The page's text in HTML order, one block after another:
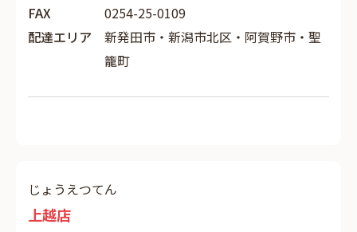
FAX
0254-25-0109
配達エリア
新発田市・新潟市北区・阿賀野市・聖
籠町
じょうえつてん
上越店